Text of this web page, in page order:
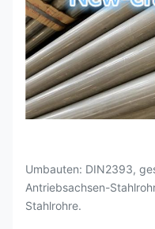
Umbauten: DIN2393,
Antriebsachsen-
Stahlrohre.